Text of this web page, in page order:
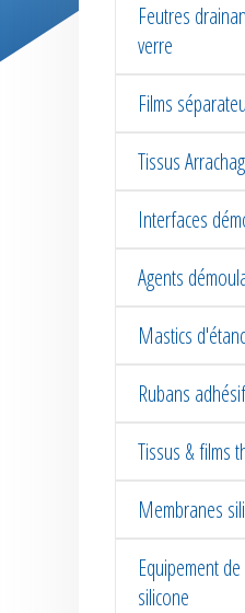
Feutres
verre
Films
Tissus
Interfaces
Agents
Mastics
Rubans
Tissus & films
Membranes
Equipement
silicone